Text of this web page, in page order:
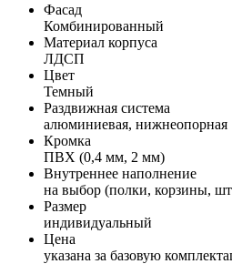
Фасад
Комбинированный
Материал корпуса
ЛДСП
Цвет
Темный
Раздвижная система
алюминиевая, нижнеопорная
Кромка
ПВХ (0,4 мм, 2 мм)
Внутреннее наполнение
на выбор (полки, корзины,
Размер
индивидуальный
Цена
указана за базовую